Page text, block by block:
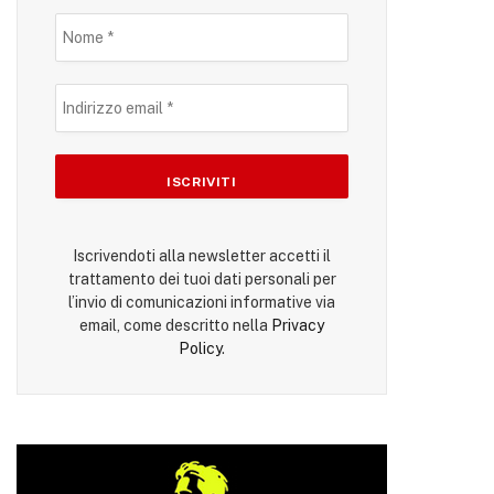
Iscrivendoti alla newsletter accetti il
trattamento dei tuoi dati personali per
l’invio di comunicazioni informative via
email, come descritto nella Privacy
Policy.